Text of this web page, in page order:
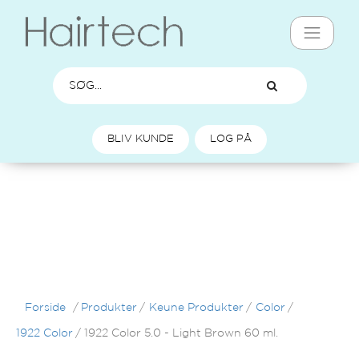
BLIV KUNDE LOG PÅ
Forside / Produkter / Keune Produkter / Color /
1922 Color / 1922 Color 5.0 - Light Brown 60 ml.